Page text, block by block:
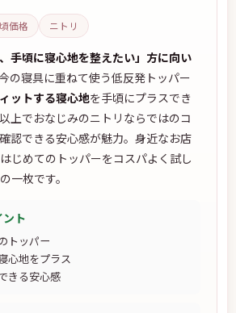
価格 ニトリ
、手頃に寝心地を整えたい」方に向い
の寝具に重ねて使う低反発トッパー
ットする寝心地を手頃にプラスでき
上でおなじみのニトリならではのコ
認できる安心感が魅力。身近なお店
じめてのトッパーをコスパよく試し
一枚です。
ト
トッパー
心地をプラス
きる安心感